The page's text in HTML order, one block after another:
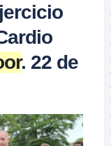
. 22 de